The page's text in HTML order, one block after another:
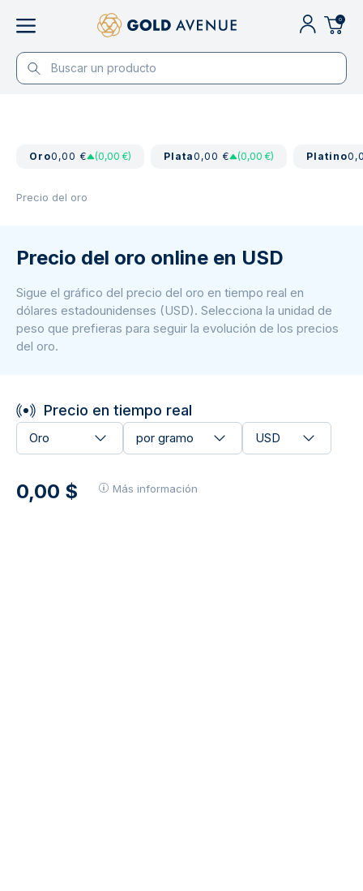
0
Oro0,00 € (0,00 €) Plata0,00 € (0,00 €) Platino
Precio del oro
Precio del oro online en USD
Sigue el gráfico del precio del oro en tiempo real en
dólares estadounidenses (USD). Selecciona la unidad de
peso que prefieras para seguir la evolución de los precios
del oro.
Precio en tiempo real
Oro por gramo USD
0,00 $ Más información